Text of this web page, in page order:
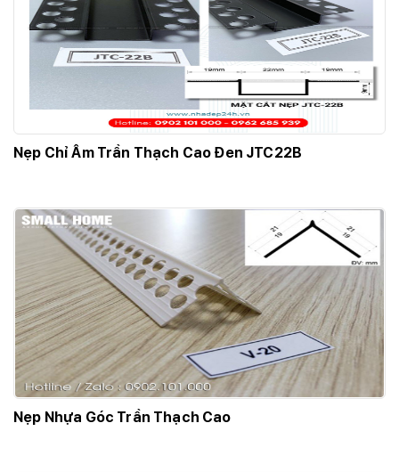
Nẹp Chỉ Âm Trần Thạch Cao Đen JTC22B
Nẹp Nhựa Góc Trần Thạch Cao